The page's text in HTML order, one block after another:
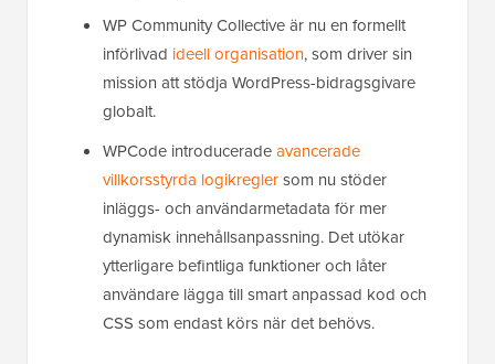
WP Community Collective är nu en formellt
införlivad ideell organisation, som driver sin
mission att stödja WordPress-bidragsgivare
globalt.
WPCode introduceradeavancerade
villkorsstyrda logikreglersom nu stöder
inläggs- och användarmetadata för mer
dynamisk innehållsanpassning. Det utökar
ytterligare befintliga funktioner och låter
användare lägga till smart anpassad kod och
CSS som endast körs när det behövs.